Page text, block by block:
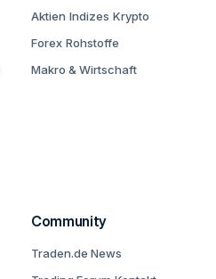
Aktien Indizes Krypto
Forex Rohstoffe
Makro & Wirtschaft
Community
Traden.de News